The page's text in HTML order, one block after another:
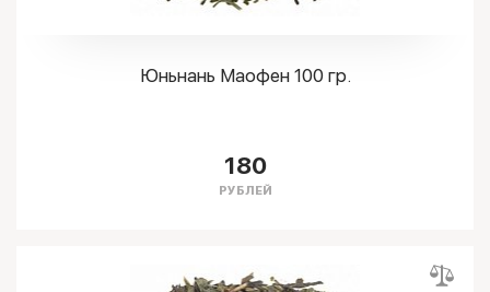
Юньнань Маофен 100 гр.
180
РУБЛЕЙ